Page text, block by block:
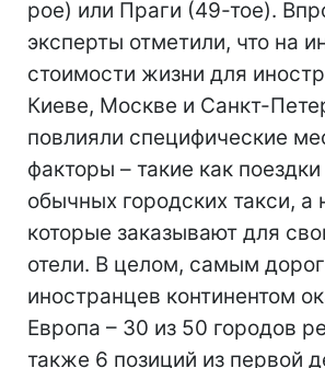
рое) или Праги (49-тое).
эксперты отметили, что на
стоимости жизни для
Киеве, Москве и Санкт-
повлияли специфические
факторы – такие как поездки
обычных городских такси, а
которые заказывают для
отели. В целом, самым
иностранцев континентом
Европа – 30 из 50 городов
также 6 позиций из первой